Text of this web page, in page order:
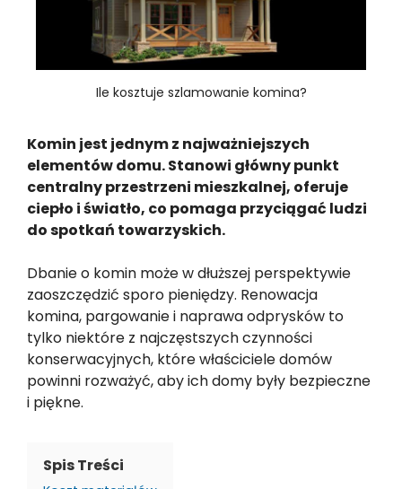
Ile kosztuje szlamowanie komina?
Komin jest jednym z najważniejszych
elementów domu. Stanowi główny punkt
centralny przestrzeni mieszkalnej, oferuje
ciepło i światło, co pomaga przyciągać ludzi
do spotkań towarzyskich.
Dbanie o komin może w dłuższej perspektywie
zaoszczędzić sporo pieniędzy. Renowacja
komina, pargowanie i naprawa odprysków to
tylko niektóre z najczęstszych czynności
konserwacyjnych, które właściciele domów
powinni rozważyć, aby ich domy były bezpieczne
i piękne.
Spis Treści